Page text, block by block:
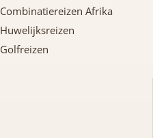
Combinatiereizen Afrika
Huwelijksreizen
Golfreizen